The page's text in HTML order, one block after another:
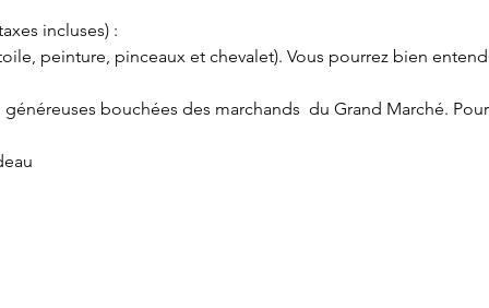
incluses) :
peinture, pinceaux et chevalet). Vous pourrez bien
bouchées des marchands  du Grand Marché.